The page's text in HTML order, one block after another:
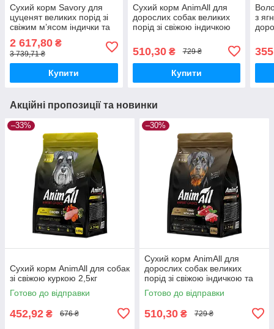
Сухий корм Savory для
цуценят великих порід зі
свіжим м’ясом індички та
2 617,80 ₴
3 739,71 ₴
Купити
Сухий корм AnimAll для
дорослих собак великих
порід зі свіжою індичкою
510,30₴ 729 ₴
Купити
з
Акційні пропозиції та новинки
–33%
Сухий корм AnimAll для собак
зі свіжою куркою 2,5кг
Готово до відправки
452,92 ₴ 676 ₴
–30%
Сухий корм AnimAll для
дорослих собак великих
порід зі свіжою індичкою та
ягням 2,5кг
Готово до відправки
510,30 ₴ 729 ₴